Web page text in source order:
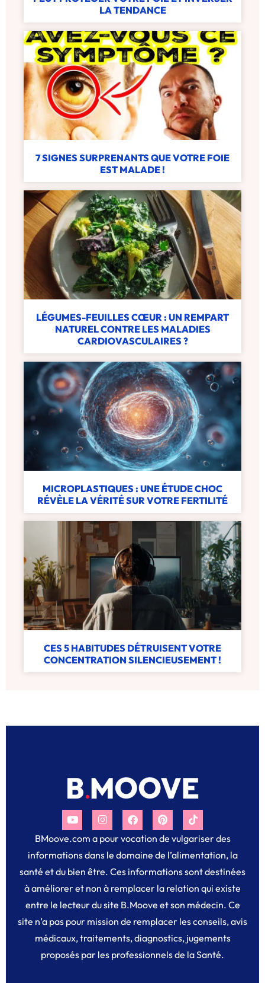
LA TENDANCE
7 SIGNES SURPRENANTS QUE VOTRE FOIE
EST MALADE !
LÉGUMES-FEUILLES CŒUR : UN REMPART
NATUREL CONTRE LES MALADIES
CARDIOVASCULAIRES ?
MICROPLASTIQUES : UNE ÉTUDE CHOC
RÉVÈLE LA VÉRITÉ SUR VOTRE FERTILITÉ
CES 5 HABITUDES DÉTRUISENT VOTRE
CONCENTRATION SILENCIEUSEMENT !
BMoove.com a pour vocation de vulgariser des
informations dans le domaine de l’alimentation, la
santé et du bien être. Ces informations sont destinées
à améliorer et non à remplacer la relation qui existe
entre le lecteur du site B.Moove et son médecin. Ce
site n’a pas pour mission de remplacer les conseils, avis
médicaux, traitements, diagnostics, jugements
proposés par les professionnels de la Santé.